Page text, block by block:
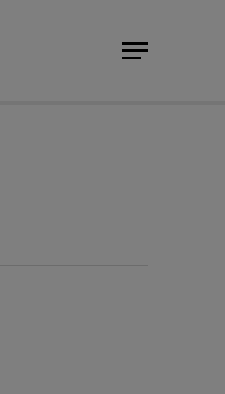
Menu